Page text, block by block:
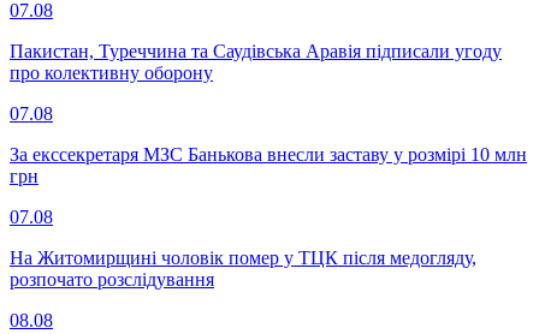
07.08
Пакистан, Туреччина та Саудівська Аравія підписали угоду
про колективну оборону
07.08
За екссекретаря МЗС Банькова внесли заставу у розмірі 10 млн
грн
07.08
На Житомирщині чоловік помер у ТЦК після медогляду,
розпочато розслідування
08.08